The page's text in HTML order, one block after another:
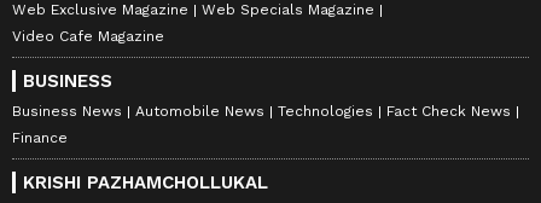
Web Exclusive Magazine
Web Specials Magazine
Video Cafe Magazine
BUSINESS
Business News Automobile News Technologies
Fact Check News
Finance
KRISHI PAZHAMCHOLLUKAL